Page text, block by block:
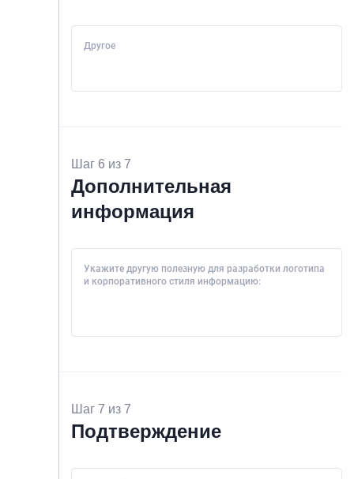
Другое
Шаг 6 из 7
Дополнительная
информация
Укажите другую полезную для разработки логотипа
и корпоративного стиля информацию:
Шаг 7 из 7
Подтверждение